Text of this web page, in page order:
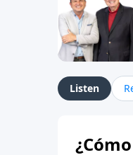
Listen